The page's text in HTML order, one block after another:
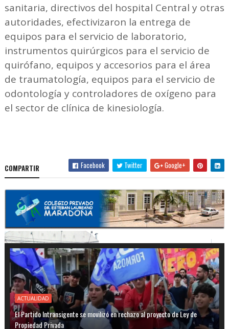
sanitaria, directivos del hospital Central y otras
autoridades, efectivizaron la entrega de
equipos para el servicio de laboratorio,
instrumentos quirúrgicos para el servicio de
quirófano, equipos y accesorios para el área
de traumatología, equipos para el servicio de
odontología y controladores de oxígeno para
el sector de clínica de kinesiología.
COMPARTIR Facebook Twitter Google+
ACTUALIDAD
El Partido Intransigente se movilizó en rechazo al proyecto de Ley de
Propiedad Privada